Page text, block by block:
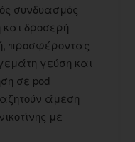
συνδυασμός
δροσερή
προσφέροντας
γεύση και
σε pod
άμεση
με